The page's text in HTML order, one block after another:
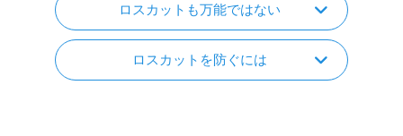
ロスカットも万能ではない
ロスカットを防ぐには